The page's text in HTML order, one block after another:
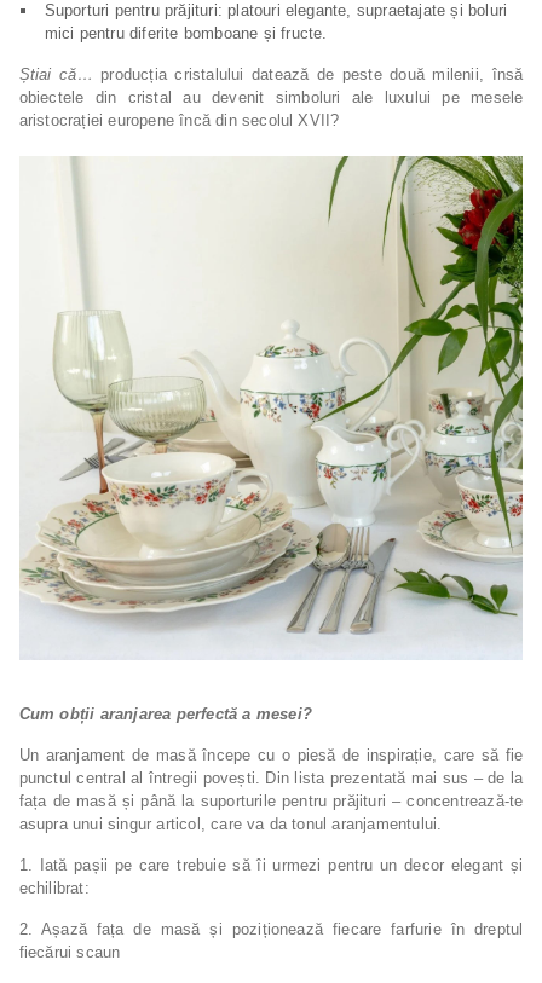
Suporturi pentru prăjituri: platouri elegante, supraetajate și boluri
mici pentru diferite bomboane și fructe.
Știai că… producția cristalului datează de peste două milenii, însă
obiectele din cristal au devenit simboluri ale luxului pe mesele
aristocrației europene încă din secolul XVII?
Cum obții aranjarea perfectă a mesei?
Un aranjament de masă începe cu o piesă de inspirație, care să fie
punctul central al întregii povești. Din lista prezentată mai sus – de la
fața de masă și până la suporturile pentru prăjituri – concentrează-te
asupra unui singur articol, care va da tonul aranjamentului.
1. Iată pașii pe care trebuie să îi urmezi pentru un decor elegant și
echilibrat:
2. Așază fața de masă și poziționează fiecare farfurie în dreptul
fiecărui scaun